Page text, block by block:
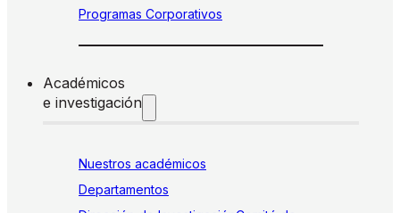
Programas Corporativos
Académicos
e investigación
Nuestros académicos
Departamentos